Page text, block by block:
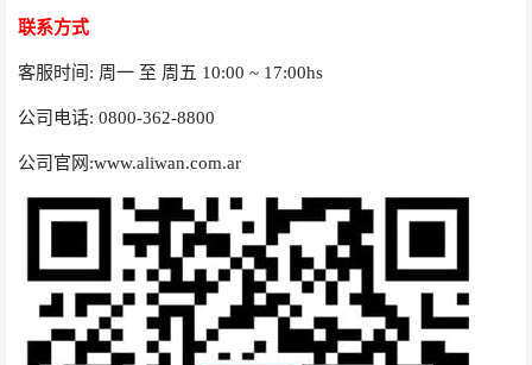
联系方式
客服时间 : 周一 至 周五 10:00 ~ 17:00hs
公司电话: 0800-362-8800
公司官网 :www.aliwan.com.ar